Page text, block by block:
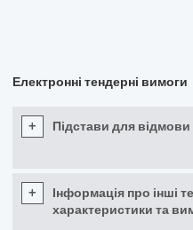
Електронні тендерні вимоги
+ Підстави для відмови
+
Інформація про інші
характеристики та